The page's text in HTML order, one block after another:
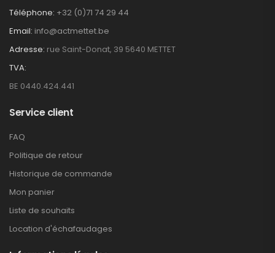
Téléphone: +32 (0)71 74 29 44
Email: info@actmettet.be
Adresse: rue Saint-Donat, 39 5640 METTET
TVA:
BE 0440.424.441
Service client
FAQ
Politique de retour
Historique de commande
Mon panier
Liste de souhaits
Location d'échafaudages